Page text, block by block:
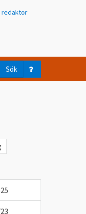
redaktör
Sök